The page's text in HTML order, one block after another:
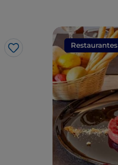
Me gusta
Restaurantes